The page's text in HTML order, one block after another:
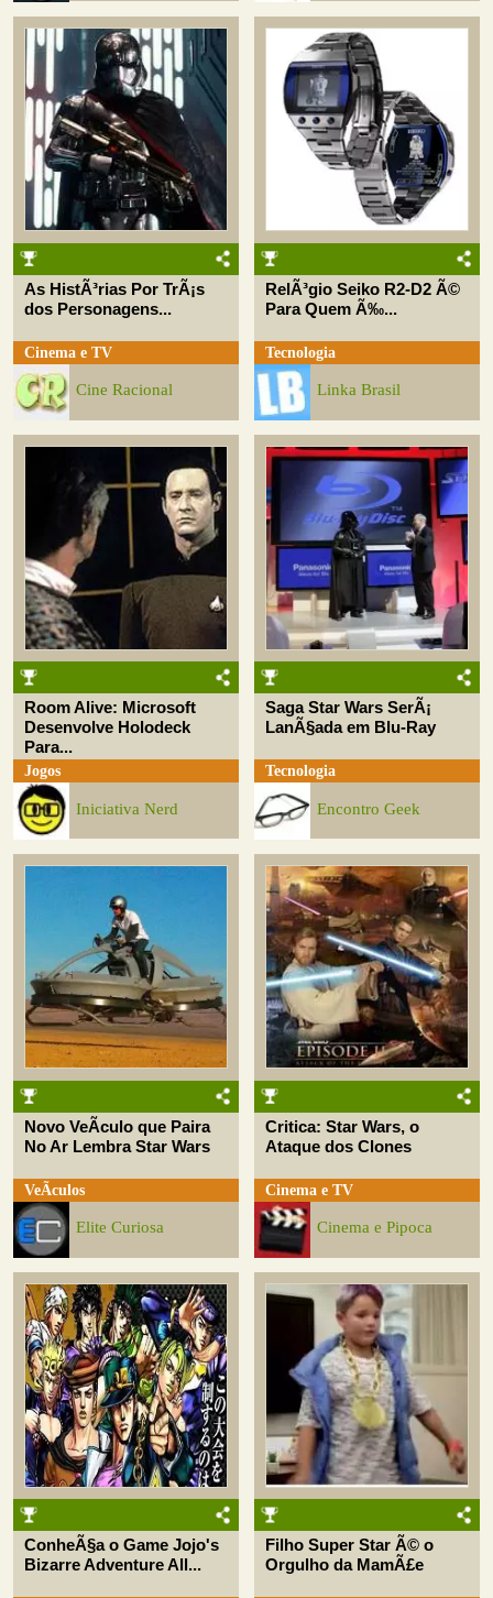
As HistÃ³rias Por TrÃ¡s
dos Personagens...
Cinema e TV
Cine Racional
RelÃ³gio Seiko R2-D2 Ã©
Para Quem Ã‰...
Tecnologia
Linka Brasil
Room Alive: Microsoft
Desenvolve Holodeck
Para...
Jogos
Iniciativa Nerd
Saga Star Wars SerÃ¡
LanÃ§ada em Blu-Ray
Tecnologia
Encontro Geek
Novo VeÃ­culo que Paira
No Ar Lembra Star Wars
VeÃ­culos
Elite Curiosa
Critica: Star Wars, o
Ataque dos Clones
Cinema e TV
Cinema e Pipoca
ConheÃ§a o Game Jojo's
Bizarre Adventure All...
Filho Super Star Ã© o
Orgulho da MamÃ£e